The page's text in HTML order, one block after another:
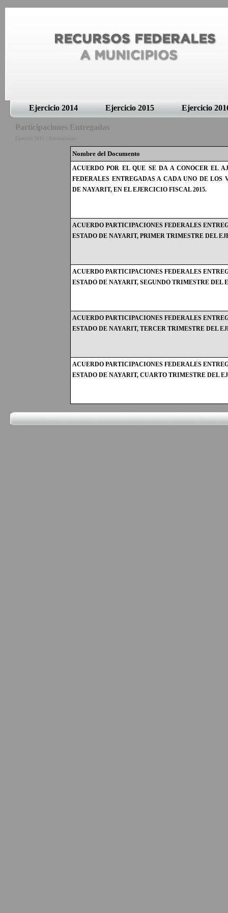
Ejercicio 2014 Ejercicio 2015 Ejercicio
Participaciones Entregadas
Nombre del Documento
ACUERDO POR EL QUE SE DA A CONOCER EL
FEDERALES ENTREGADAS A CADA UNO DE LOS
DE NAYARIT, EN EL EJERCICIO FISCAL 2015.
ACUERDO PARTICIPACIONES FEDERALES
ESTADO DE NAYARIT, PRIMER TRIMESTRE DEL
ACUERDO PARTICIPACIONES FEDERALES
ESTADO DE NAYARIT, SEGUNDO TRIMESTRE DEL
ACUERDO PARTICIPACIONES FEDERALES
ESTADO DE NAYARIT, TERCER TRIMESTRE DEL
ACUERDO PARTICIPACIONES FEDERALES
ESTADO DE NAYARIT, CUARTO TRIMESTRE DEL